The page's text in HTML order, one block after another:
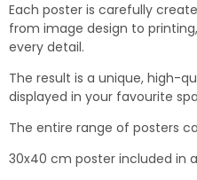
Each poster is carefully
from image design to
every detail.
The result is a unique, high-
displayed in your favourite
The entire range of posters
30x40 cm poster included in